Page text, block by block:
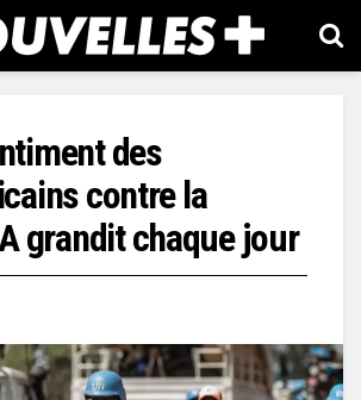
des
contre la
grandit chaque jour